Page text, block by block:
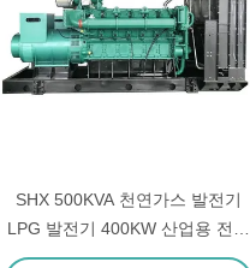
SHX 500KVA 천연가스 발전기
LPG 발전기 400KW 산업용 전기
플랜트 가솔린 발전기 (산업용)